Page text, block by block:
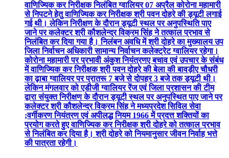
वाणिज्यिक कर निरीक्षक निलंबित ग्वालियर 07 अप्रैल कोरोना महामारी
से निपटने हेतु वाणिज्यिक कर निरीक्षक श्री पवन दोहरे की ड्यूटी लगाई
गई थी। लेकिन निरीक्षण के दौरान ड्यूटी स्थल पर अनुपस्थिति पाए
जाने पर कलेक्टर श्री कौशलेन्द्र विक्रम सिंह ने तत्काल प्रभाव से
निलंबित कर दिया गया है। निलंबन अवधि में श्री दोहरे का मुख्यालय उप
जिला निर्वाचन अधिकारी सामान्य निर्वाचन कलेक्ट्रेट ग्वालियर रहेगा।
कोरोना महामारी पर प्रभावी अंकुश नियंत्रणए बचाव एवं उपचार के संबंध
में वाणिज्यिक कर निरीक्षक श्री पवन दोहरे की बेला की बावड़ीए चौधरी
का ढ़ाबा ग्वालियर पर प्रातरू 7 बजे से दोपहर 3 बजे तक ड्यूटी थी।
लेकिन मंगलवार को एडीजी ग्वालियर रेंज एवं जिला प्रशासन की टीम
द्वारा संयुक्त निरीक्षण के दौरान ड्यूटी स्थल पर अनुपस्थित पाए जाने पर
कलेक्टर श्री कौशलेन्द्र विक्रम सिंह ने मध्यप्रदेश सिविल सेवा
;वर्गीकरण नियंत्रण एवं अपीलद्ध नियम 1966 में प्रदत्त शक्तियों का
प्रयोग करते हुए वाणिज्यिक कर निरीक्षक श्री दोहरे को तत्काल प्रभाव
से निलंबित कर दिया है। श्री दोहरे को नियमानुसार जीवन निर्वाह भत्ते
की पात्रता रहेगी।